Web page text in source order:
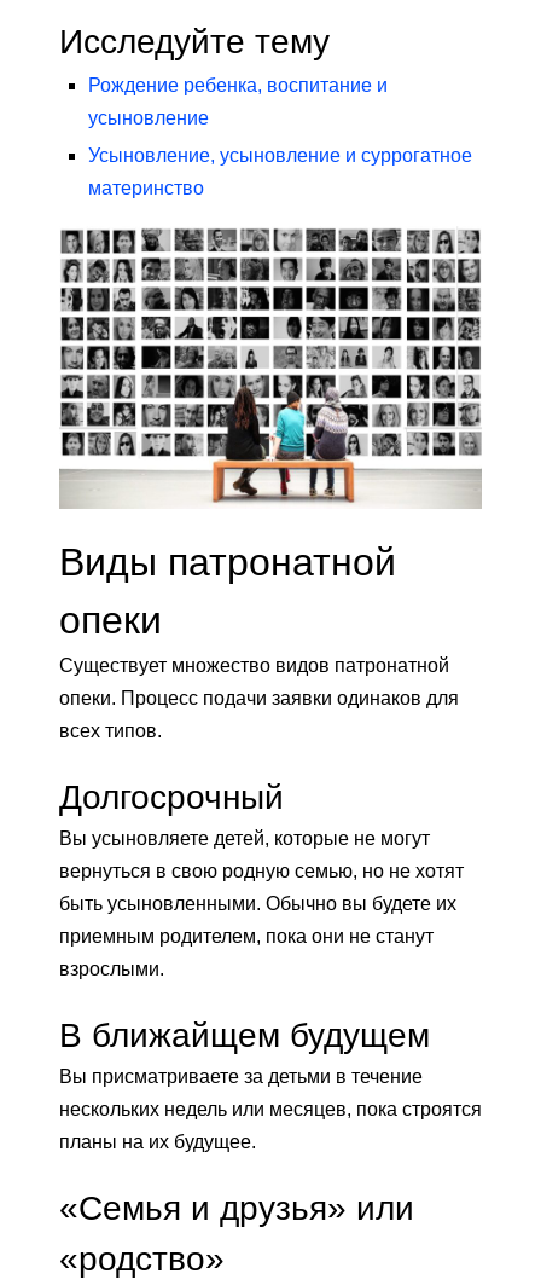
Исследуйте тему
Рождение ребенка, воспитание и
усыновление
Усыновление, усыновление и суррогатное
материнство
Виды патронатной
опеки
Существует множество видов патронатной
опеки. Процесс подачи заявки одинаков для
всех типов.
Долгосрочный
Вы усыновляете детей, которые не могут
вернуться в свою родную семью, но не хотят
быть усыновленными. Обычно вы будете их
приемным родителем, пока они не станут
взрослыми.
В ближайщем будущем
Вы присматриваете за детьми в течение
нескольких недель или месяцев, пока строятся
планы на их будущее.
«Семья и друзья» или
«родство»